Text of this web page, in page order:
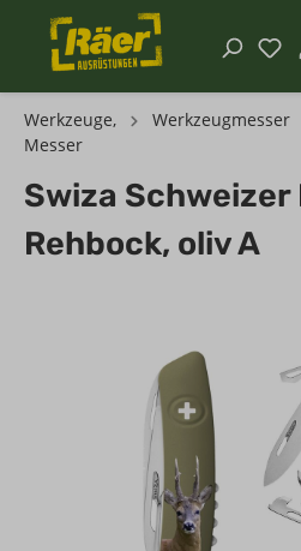
Werkzeuge,
Messer
Werkzeugmesser
Swiza Schweizer
Rehbock, oliv A